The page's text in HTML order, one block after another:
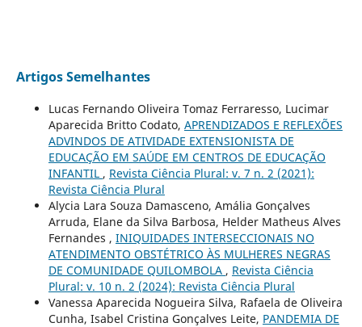
Artigos Semelhantes
Lucas Fernando Oliveira Tomaz Ferraresso, Lucimar
Aparecida Britto Codato, APRENDIZADOS E REFLEXÕES
ADVINDOS DE ATIVIDADE EXTENSIONISTA DE
EDUCAÇÃO EM SAÚDE EM CENTROS DE EDUCAÇÃO
INFANTIL , Revista Ciência Plural: v. 7 n. 2 (2021):
Revista Ciência Plural
Alycia Lara Souza Damasceno, Amália Gonçalves
Arruda, Elane da Silva Barbosa, Helder Matheus Alves
Fernandes , INIQUIDADES INTERSECCIONAIS NO
ATENDIMENTO OBSTÉTRICO ÀS MULHERES NEGRAS
DE COMUNIDADE QUILOMBOLA , Revista Ciência
Plural: v. 10 n. 2 (2024): Revista Ciência Plural
Vanessa Aparecida Nogueira Silva, Rafaela de Oliveira
Cunha, Isabel Cristina Gonçalves Leite, PANDEMIA DE